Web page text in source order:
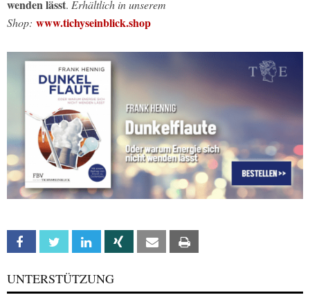
wenden lässt. Erhältlich in unserem
Shop: www.tichyseinblick.shop
Facebook Twitter Linkedin Xing Email
UNTERSTÜTZUNG